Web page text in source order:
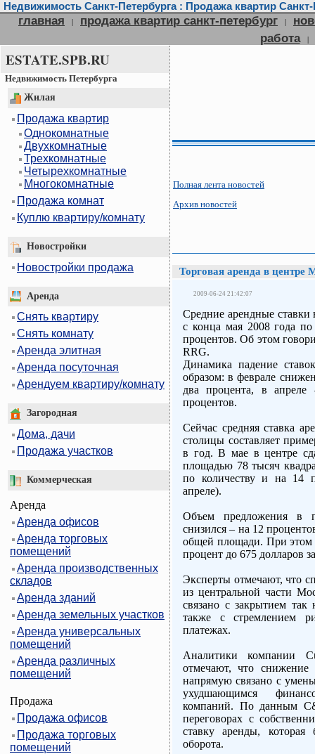
Недвижимость Санкт-Петербурга : Продажа квартир
главная | продажа квартир санкт-петербург |
работа
|
ESTATE.SPB.RU
Недвижимость Петербурга
Жилая
Продажа квартир
Однокомнатные
Двухкомнатные
Трехкомнатные
Четырехкомнатные
Многокомнатные
Продажа комнат
Куплю квартиру/комнату
Новостройки
Новостройки продажа
Аренда
Снять квартиру
Снять комнату
Аренда элитная
Аренда посуточная
Арендуем квартиру/комнату
Загородная
Дома, дачи
Продажа участков
Коммерческая
Аренда
Аренда офисов
Аренда торговых
помещений
Аренда производственных
складов
Аренда зданий
Аренда земельных участков
Аренда универсальных
помещений
Аренда различных
помещений
Продажа
Продажа офисов
Продажа торговых
помещений
Полная лента новостей
Архив новостей
Торговая аренда в центре
2009-06-24 21:42:07
Средние арендные
с конца мая 2008 года
процентов. Об этом
RRG.
Динамика падение
образом: в феврале
два процента, в
процентов.
Сейчас средняя ставка
столицы составляет
в год. В мае в центре
площадью 78 тысяч
по количеству и на 14
апреле).
Объем предложения в
снизился – на 12
общей площади. При этом
процент до 675 долларов
Эксперты отмечают, что
из центральной части
связано с закрытием
также с стремлением
платежах.
Аналитики компании
отмечают, что
напрямую связано с
ухудшающимся
компаний. По данным
переговорах с
ставку аренды, которая
оборота.